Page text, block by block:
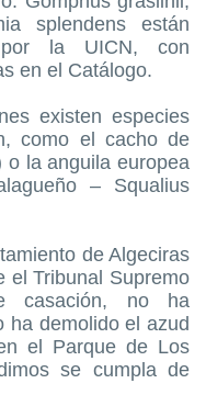
splendens están
por la UICN, con
en el Catálogo.
existen especies
como el cacho de
o la anguila europea
– Squalius
de Algeciras
el Tribunal Supremo
casación, no ha
ha demolido el azud
el Parque de Los
se cumpla de